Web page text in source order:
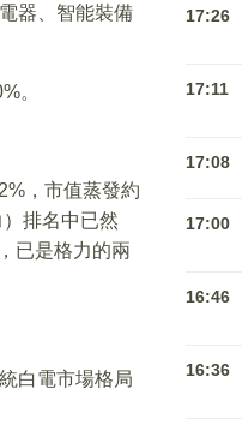
器、智能裝備
。
，市值蒸發約
排名中已然
已是格力的兩
白電市場格局
17:26
17:11
17:08
17:00
16:46
16:36